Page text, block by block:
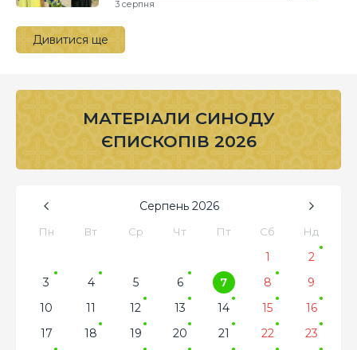
3 серпня
Дивитися ще
МАТЕРІАЛИ СИНОДУ
ЄПИСКОПІВ 2026
Серпень 2026
Пн Вт Ср Чт Пт Сб Нд
1
2
3
4 5 6 7 8
9
10
11 12 13 14 15
16
17
18 19 20 21 22
23